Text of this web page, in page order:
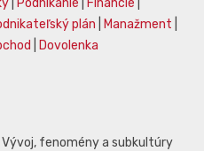
Podnikanie Financie
plán Manažment
Dovolenka
fenomény a subkultúry